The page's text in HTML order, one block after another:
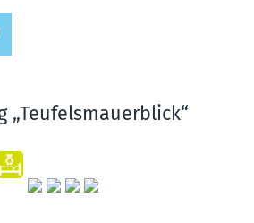
„Teufelsmauerblick“